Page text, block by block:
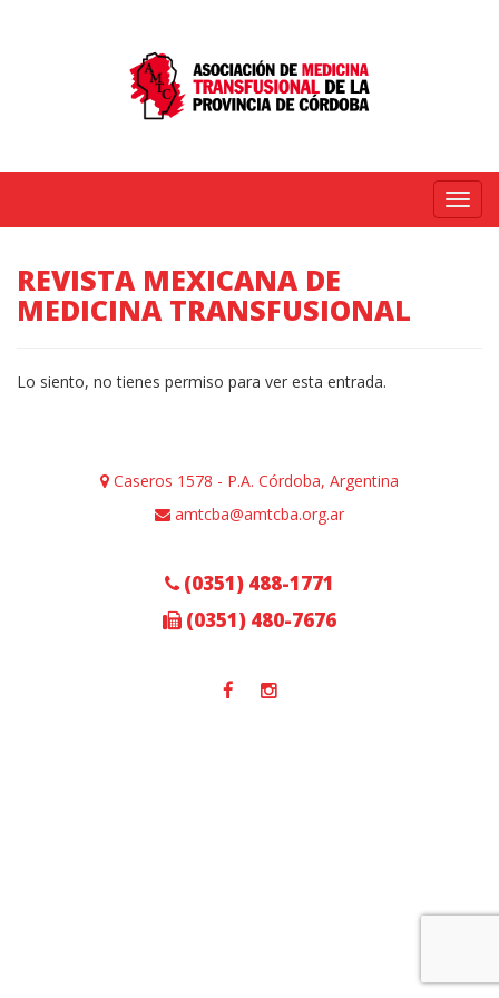
Menú
REVISTA MEXICANA DE
MEDICINA TRANSFUSIONAL
Lo siento, no tienes permiso para ver esta entrada.
Caseros 1578 - P.A. Córdoba, Argentina
amtcba@amtcba.org.ar
(0351) 488-1771
(0351) 480-7676